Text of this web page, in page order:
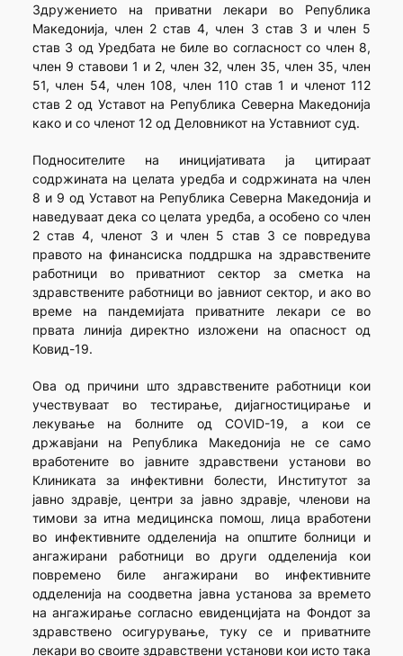
Здружението на приватни лекари во Република
Македонија, член 2 став 4, член 3 став 3 и член 5
став 3 од Уредбата не биле во согласност со член 8,
член 9 ставови 1 и 2, член 32, член 35, член 35, член
51, член 54, член 108, член 110 став 1 и членот 112
став 2 од Уставот на Република Северна Македонија
како и со членот 12 од Деловникот на Уставниот суд.
Подносителите на иницијативата ја цитираат
содржината на целата уредба и содржината на член
8 и 9 од Уставот на Република Северна Македонија и
наведуваат дека со целата уредба, а особено со член
2 став 4, членот 3 и член 5 став 3 се повредува
правото на финансиска поддршка на здравствените
работници во приватниот сектор за сметка на
здравствените работници во јавниот сектор, и ако во
време на пандемијата приватните лекари се во
првата линија директно изложени на опасност од
Ковид-19.
Ова од причини што здравствените работници кои
учествуваат во тестирање, дијагностицирање и
лекување на болните од COVID-19, а кои се
државјани на Република Македонија не се само
вработените во јавните здравствени установи во
Клиниката за инфективни болести, Институтот за
јавно здравје, центри за јавно здравје, членови на
тимови за итна медицинска помош, лица вработени
во инфективните одделенија на општите болници и
ангажирани работници во други одделенија кои
повремено биле ангажирани во инфективните
одделенија на соодветна јавна установа за времето
на ангажирање согласно евиденцијата на Фондот за
здравствено осигурување, туку се и приватните
лекари во своите здравствени установи кои исто така